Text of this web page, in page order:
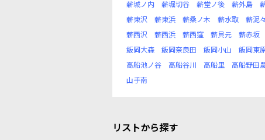
薪城ノ内
薪堀切谷 薪堂ノ後 薪外島
薪東沢
薪東浜 薪桑ノ木 薪水取 薪泥
薪西沢
薪西浜 薪西窪 薪貝元 薪赤坂
飯岡大森
飯岡奈良田 飯岡小山 飯岡東
高船池ノ谷
高船谷川 高船里 高船野田
山手南
リストから探す